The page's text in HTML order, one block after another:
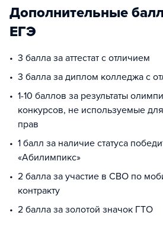
Дополнительные
ЕГЭ
3 балла за аттестат с отличием
3 балла за диплом колледжа с
1-10 баллов за результаты
конкурсов, не используемые
прав
1 балл за наличие статуса
«Абилимпикс»
2 балла за участие в СВО по
контракту
2 балла за золотой значок ГТО